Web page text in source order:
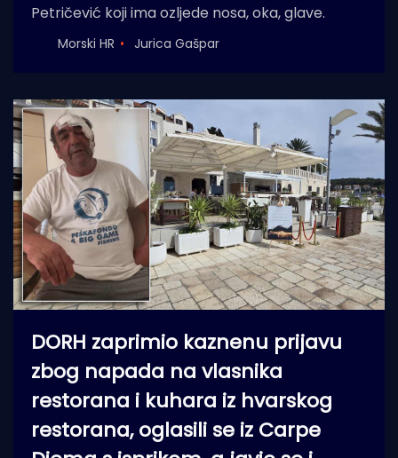
Petričević koji ima ozljede nosa, oka, glave.
Morski HR Jurica Gašpar
DORH zaprimio kaznenu prijavu
zbog napada na vlasnika
restorana i kuhara iz hvarskog
restorana, oglasili se iz Carpe